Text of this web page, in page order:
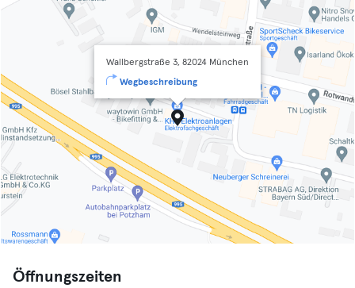
Wallbergstraße 3, 82024 München
Wegbeschreibung
Öffnungszeiten